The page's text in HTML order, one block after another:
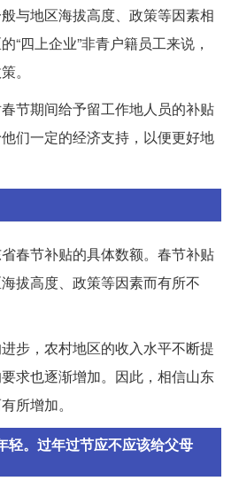
与地区海拔高度、政策等因素相
“四上企业”非青户籍员工来说，
。
节期间给予留工作地人员的补贴
们一定的经济支持，以便更好地
春节补贴的具体数额。春节补贴
拔高度、政策等因素而有所不
步，农村地区的收入水平不断提
求也逐渐增加。因此，相信山东
所增加。
轻。过年过节应不应该给父母